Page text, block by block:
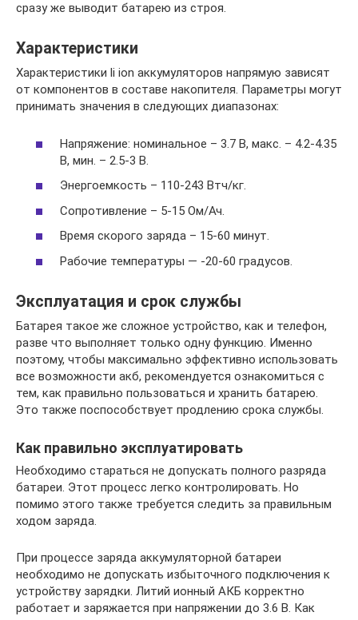
сразу же выводит батарею из строя.
Характеристики
Характеристики li ion аккумуляторов напрямую зависят
от компонентов в составе накопителя. Параметры могут
принимать значения в следующих диапазонах:
Напряжение: номинальное – 3.7 В, макс. – 4.2-4.35
В, мин. – 2.5-3 В.
Энергоемкость – 110-243 Втч/кг.
Сопротивление – 5-15 Ом/Ач.
Время скорого заряда – 15-60 минут.
Рабочие температуры — -20-60 градусов.
Эксплуатация и срок службы
Батарея такое же сложное устройство, как и телефон,
разве что выполняет только одну функцию. Именно
поэтому, чтобы максимально эффективно использовать
все возможности акб, рекомендуется ознакомиться с
тем, как правильно пользоваться и хранить батарею.
Это также поспособствует продлению срока службы.
Как правильно эксплуатировать
Необходимо стараться не допускать полного разряда
батареи. Этот процесс легко контролировать. Но
помимо этого также требуется следить за правильным
ходом заряда.
При процессе заряда аккумуляторной батареи
необходимо не допускать избыточного подключения к
устройству зарядки. Литий ионный АКБ корректно
работает и заряжается при напряжении до 3.6 В. Как